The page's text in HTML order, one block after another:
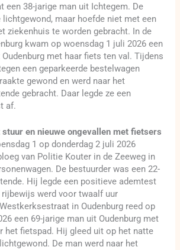
een 38-jarige man uit Ichtegem. De
maar hoefde niet met een
ziekenhuis te worden gebracht. In de
kwam op woensdag 1 juli 2026 een
met haar fiets ten val. Tijdens
een geparkeerde bestelwagen
gewond en werd naar het
gebracht. Daar legde ze een
af.
en nieuwe ongevallen met fietsers
1 op donderdag 2 juli 2026
van Politie Kouter in de Zeeweg in
De bestuurder was een 22-
Hij legde een positieve ademtest
werd voor twaalf uur
in Oudenburg reed op
een 69-jarige man uit Oudenburg met
het fietspad. Hij gleed uit op het natte
De man werd naar het